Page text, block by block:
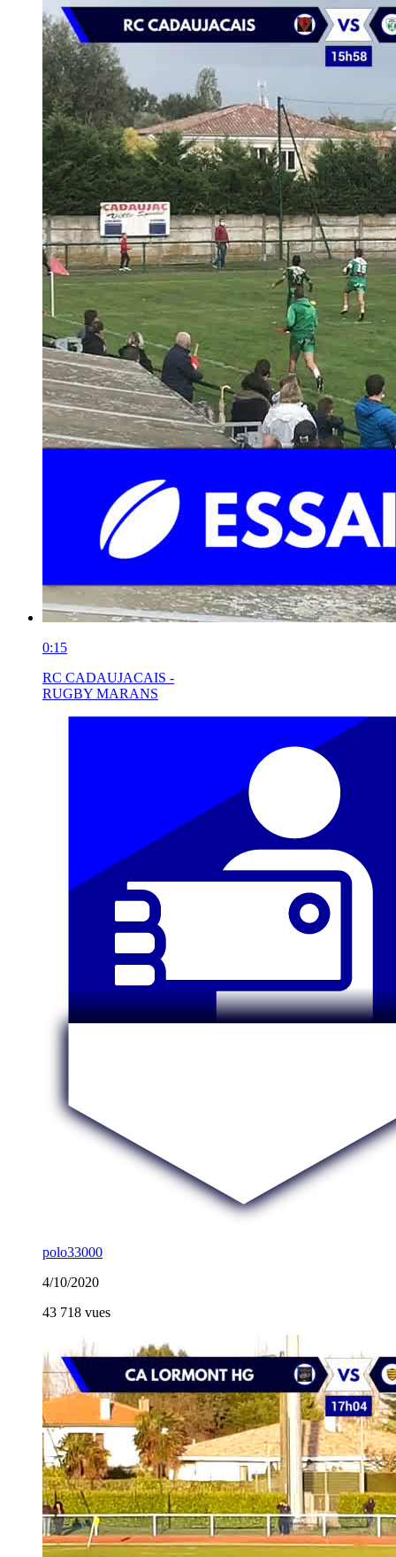
0:15
RC CADAUJACAIS -
RUGBY MARANS
polo33000
4/10/2020
43 718 vues